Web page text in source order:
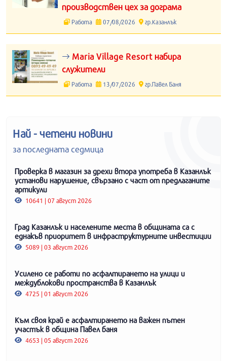
производствен цех за дограма
Работа 07/08/2026 гр.Казанлък
Maria Village Resort набира
служители
Работа 13/07/2026 гр.Павел Баня
Най - четени новини
за последната седмица
Проверка в магазин за дрехи втора употреба в Казанлък
установи нарушение, свързано с част от предлаганите
артикули
10641 | 07 август 2026
Град Казанлък и населените места в общината са с
еднакъв приоритет в инфраструктурните инвестиции
5089 | 03 август 2026
Усилено се работи по асфалтирането на улици и
междублокови пространства в Казанлък
4725 | 01 август 2026
Към своя край е асфалтирането на важен пътен
участък в община Павел баня
4653 | 05 август 2026